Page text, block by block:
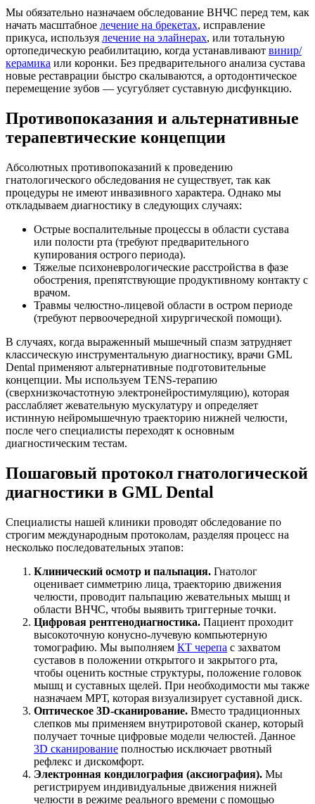
Мы обязательно назначаем обследование ВНЧС перед тем, как
начать масштабное лечение на брекетах, исправление
прикуса, используя лечение на элайнерах, или тотальную
ортопедическую реабилитацию, когда устанавливают винир/
керамика или коронки. Без предварительного анализа сустава
новые реставрации быстро скалываются, а ортодонтическое
перемещение зубов — усугубляет суставную дисфункцию.
Противопоказания и альтернативные
терапевтические концепции
Абсолютных противопоказаний к проведению
гнатологического обследования не существует, так как
процедуры не имеют инвазивного характера. Однако мы
откладываем диагностику в следующих случаях:
Острые воспалительные процессы в области сустава
или полости рта (требуют предварительного
купирования острого периода).
Тяжелые психоневрологические расстройства в фазе
обострения, препятствующие продуктивному контакту с
врачом.
Травмы челюстно-лицевой области в остром периоде
(требуют первоочередной хирургической помощи).
В случаях, когда выраженный мышечный спазм затрудняет
классическую инструментальную диагностику, врачи GML
Dental применяют альтернативные подготовительные
концепции. Мы используем TENS-терапию
(сверхнизкочастотную электронейростимуляцию), которая
расслабляет жевательную мускулатуру и определяет
истинную нейромышечную траекторию нижней челюсти,
после чего специалисты переходят к основным
диагностическим тестам.
Пошаговый протокол гнатологической
диагностики в GML Dental
Специалисты нашей клиники проводят обследование по
строгим международным протоколам, разделяя процесс на
несколько последовательных этапов:
Клинический осмотр и пальпация. Гнатолог
оценивает симметрию лица, траекторию движения
челюсти, проводит пальпацию жевательных мышц и
области ВНЧС, чтобы выявить триггерные точки.
Цифровая рентгенодиагностика. Пациент проходит
высокоточную конусно-лучевую компьютерную
томографию. Мы выполняем КТ черепа с захватом
суставов в положении открытого и закрытого рта,
чтобы оценить костные структуры, положение головок
мышц и суставных щелей. При необходимости мы также
назначаем МРТ, которая визуализирует суставной диск.
Оптическое 3D-сканирование. Вместо традиционных
слепков мы применяем внутриротовой сканер, который
получает точные цифровые модели челюстей. Данное
3D сканирование полностью исключает рвотный
рефлекс и дискомфорт.
Электронная кондилография (аксиография). Мы
регистрируем индивидуальные движения нижней
челюсти в режиме реального времени с помощью